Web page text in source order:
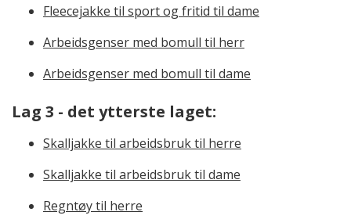
Fleecejakke til sport og fritid til dame
Arbeidsgenser med bomull til herr
Arbeidsgenser med bomull til dame
Lag 3 - det ytterste laget:
Skalljakke til arbeidsbruk til herre
Skalljakke til arbeidsbruk til dame
Regntøy til herre